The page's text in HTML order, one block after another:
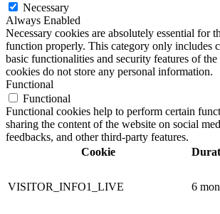
Necessary
Always Enabled
Necessary cookies are absolutely essential for
function properly. This category only includes
basic functionalities and security features of
cookies do not store any personal information.
Functional
Functional
Functional cookies help to perform certain
sharing the content of the website on social
feedbacks, and other third-party features.
Cookie
VISITOR_INFO1_LIVE 6